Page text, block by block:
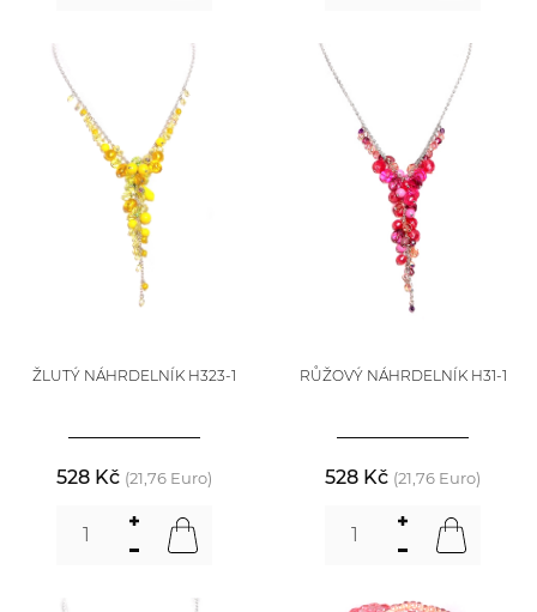
ŽLUTÝ NÁHRDELNÍK H323-1
528 Kč (21,76 Euro)
RŮŽOVÝ NÁHRDELNÍK H31-1
528 Kč (21,76 Euro)